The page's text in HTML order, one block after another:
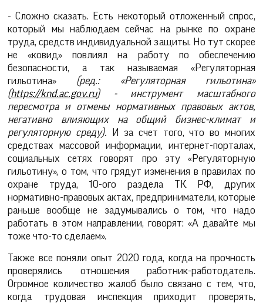
- Сложно сказать. Есть некоторый отложенный спрос,
который мы наблюдаем сейчас на рынке по охране
труда, средств индивидуальной защиты. Но тут скорее
не «ковид» повлиял на работу по обеспечению
безопасности, а так называемая «Регуляторная
гильотина» (ред.: «Регуляторная гильотина»
(https://knd.ac.gov.ru) - инструмент масштабного
пересмотра и отмены нормативных правовых актов,
негативно влияющих на общий бизнес-климат и
регуляторную среду). И за счет того, что во многих
средствах массовой информации, интернет-порталах,
социальных сетях говорят про эту «Регуляторную
гильотину», о том, что грядут изменения в правилах по
охране труда, 10-ого раздела ТК РФ, других
нормативно-правовых актах, предприниматели, которые
раньше вообще не задумывались о том, что надо
работать в этом направлении, говорят: «А давайте мы
тоже что-то сделаем».
Также все поняли опыт 2020 года, когда на прочность
проверялись отношения работник-работодатель.
Огромное количество жалоб было связано с тем, что,
когда трудовая инспекция приходит проверять,